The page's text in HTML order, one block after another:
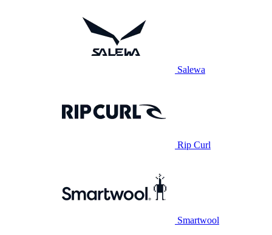
Salewa
Rip Curl
Smartwool